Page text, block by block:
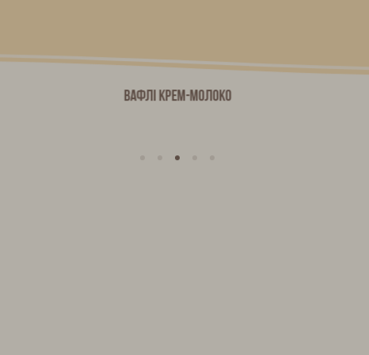
Вафлі КРЕМ-МОЛОКО